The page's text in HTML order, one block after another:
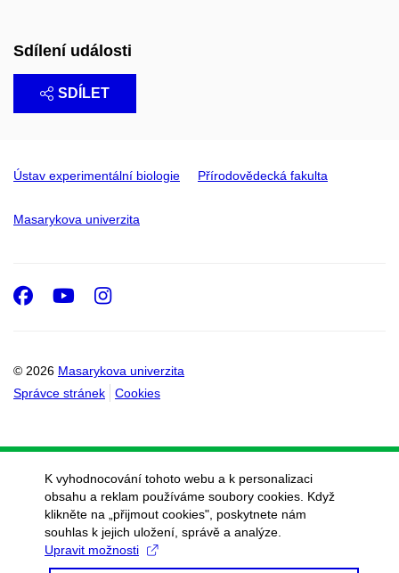
Sdílení události
SDÍLET
Ústav experimentální biologie Přírodovědecká fakulta
Masarykova univerzita
© 2026 Masarykova univerzita
Správce stránek
Cookies
Facebook
Youtube
Instagram
K vyhodnocování tohoto webu a k personalizaci
obsahu a reklam používáme soubory cookies. Když
klikněte na „přijmout cookies", poskytnete nám
souhlas k jejich uložení, správě a analýze.
Upravit možnosti